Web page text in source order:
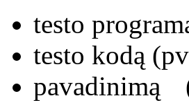
testo
testo kodą